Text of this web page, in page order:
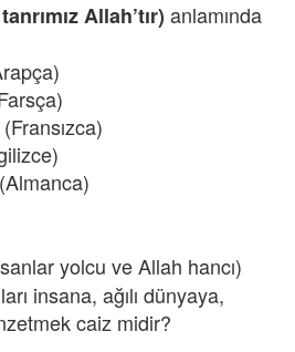
Allah’tır) anlamında
yolcu ve Allah hancı)
insana, ağılı dünyaya,
caiz midir?